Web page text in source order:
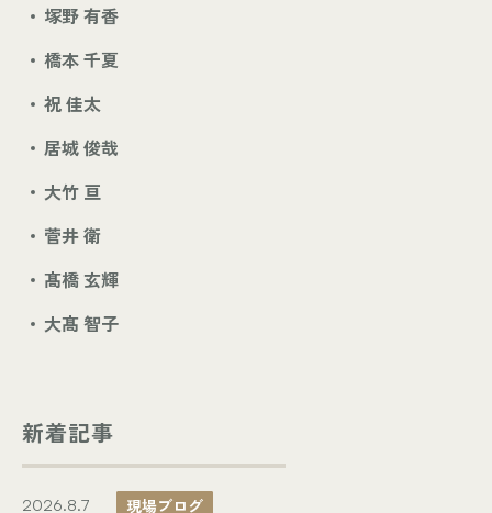
塚野 有香
橋本 千夏
祝 佳太
居城 俊哉
大竹 亘
菅井 衛
髙橋 玄輝
大髙 智子
新着記事
2026.8.7 現場ブログ